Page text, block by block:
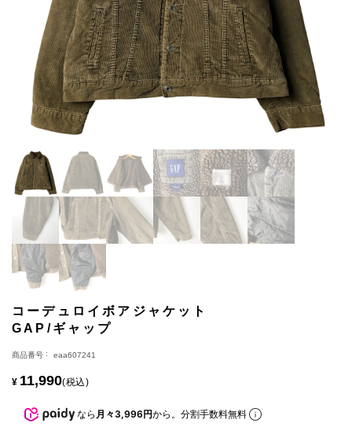
コーデュロイボアジャケット
GAP/ギャップ
商品番号 eaa607241
¥ 11,990 税込
なら 月々3,996円から。分割手数料無料